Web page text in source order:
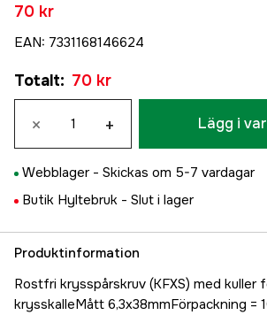
70 kr
EAN: 7331168146624
Totalt: 70 kr
× + Lägg i
Webblager - Skickas om 5-7 vardagar
Butik Hyltebruk - Slut i lager
Produktinformation
Rostfri krysspårskruv (KFXS) med kuller
krysskalleMått 6,3x38mmFörpackning =